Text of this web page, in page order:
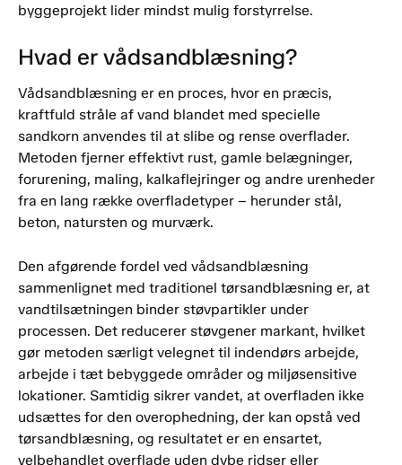
byggeprojekt lider mindst mulig forstyrrelse.
Hvad er vådsandblæsning?
Vådsandblæsning er en proces, hvor en præcis,
kraftfuld stråle af vand blandet med specielle
sandkorn anvendes til at slibe og rense overflader.
Metoden fjerner effektivt rust, gamle belægninger,
forurening, maling, kalkaflejringer og andre urenheder
fra en lang række overfladetyper – herunder stål,
beton, natursten og murværk.
Den afgørende fordel ved vådsandblæsning
sammenlignet med traditionel tørsandblæsning er, at
vandtilsætningen binder støvpartikler under
processen. Det reducerer støvgener markant, hvilket
gør metoden særligt velegnet til indendørs arbejde,
arbejde i tæt bebyggede områder og miljøsensitive
lokationer. Samtidig sikrer vandet, at overfladen ikke
udsættes for den overophedning, der kan opstå ved
tørsandblæsning, og resultatet er en ensartet,
velbehandlet overflade uden dybe ridser eller